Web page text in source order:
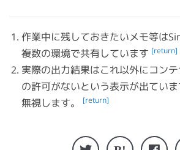
作業中に残しておきたいメモ等は
複数の環境で共有しています [return]
実際の出力結果はこれ以外にコン
の許可がないという表示が出てい
無視します。
[return]